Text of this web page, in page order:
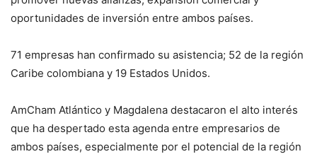
oportunidades de inversión entre ambos países.
71 empresas han confirmado su asistencia; 52 de la región
Caribe colombiana y 19 Estados Unidos.
AmCham Atlántico y Magdalena destacaron el alto interés
que ha despertado esta agenda entre empresarios de
ambos países, especialmente por el potencial de la región